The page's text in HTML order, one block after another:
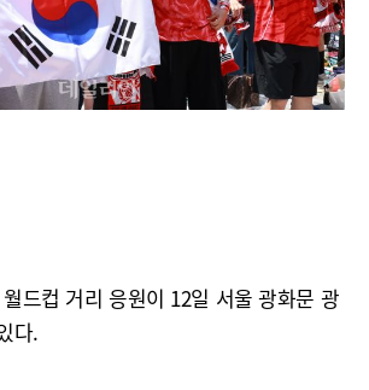
드컵 거리 응원이 12일 서울 광화문 광
다.